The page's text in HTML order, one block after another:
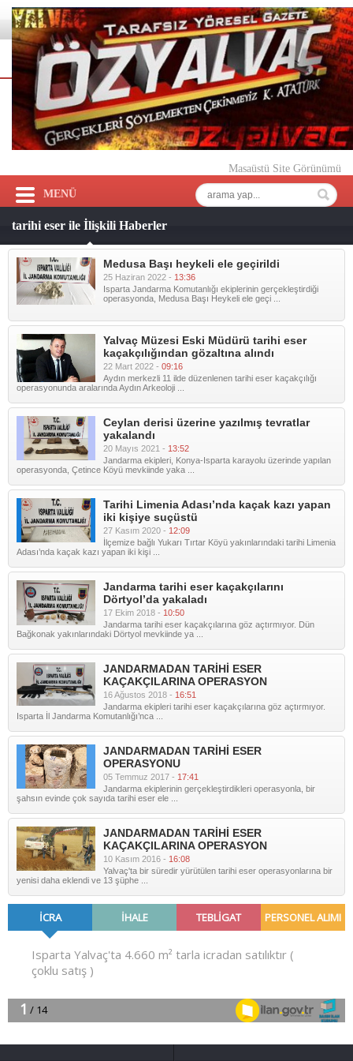
Masaüstü Site Görünümü
MENÜ
tarihi eser ile İlişkili Haberler
Medusa Başı heykeli ele geçirildi
25 Haziran 2022 - 13:36
Isparta Jandarma Komutanlığı ekiplerinin gerçekleştirdiği
operasyonda, Medusa Başı Heykeli ele geçi ...
Yalvaç Müzesi Eski Müdürü tarihi eser
kaçakçılığından gözaltına alındı
22 Mart 2022 - 09:16
Aydın merkezli 11 ilde düzenlenen tarihi eser kaçakçılığı
operasyonunda aralarında Aydın Arkeoloji ...
Ceylan derisi üzerine yazılmış tevratlar
yakalandı
20 Mayıs 2021 - 13:52
Jandarma ekipleri, Konya-Isparta karayolu üzerinde yapılan
operasyonda, Çetince Köyü mevkiinde yaka ...
Tarihi Limenia Adası’nda kaçak kazı yapan
iki kişiye suçüstü
27 Kasım 2020 - 12:09
İlçemize bağlı Yukarı Tırtar Köyü yakınlarındaki tarihi Limenia
Adası’nda kaçak kazı yapan iki kişi ...
Jandarma tarihi eser kaçakçılarını
Dörtyol’da yakaladı
17 Ekim 2018 - 10:50
Jandarma tarihi eser kaçakçılarına göz açtırmıyor. Dün
Bağkonak yakınlarındaki Dörtyol mevkiinde ya ...
JANDARMADAN TARİHİ ESER
KAÇAKÇILARINA OPERASYON
16 Ağustos 2018 - 16:51
Jandarma ekipleri tarihi eser kaçakçılarına göz açtırmıyor.
Isparta İl Jandarma Komutanlığı’nca ...
JANDARMADAN TARİHİ ESER
OPERASYONU
05 Temmuz 2017 - 17:41
Jandarma ekiplerinin gerçekleştirdikleri operasyonla, bir
şahsın evinde çok sayıda tarihi eser ele ...
JANDARMADAN TARİHİ ESER
KAÇAKÇILARINA OPERASYON
10 Kasım 2016 - 16:08
Yalvaç'ta bir süredir yürütülen tarihi eser operasyonlarına bir
yenisi daha eklendi ve 13 şüphe ...